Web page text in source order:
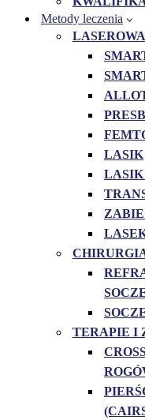
Metody leczenia
LASIK
LASIK
TERAPIE I